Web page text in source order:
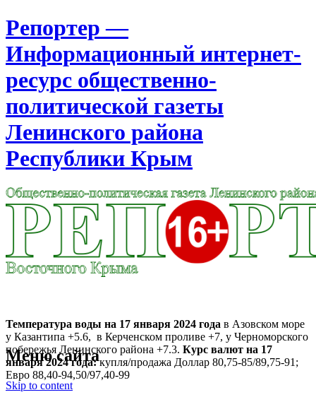
Репортер —
Информационный интернет-
ресурс общественно-
политической газеты
Ленинского района
Республики Крым
Температура воды на 17 января 2024 года в Азовском море
у Казантипа +5.6, в Керченском проливе +7, у Черноморского
побережья Ленинского района +7.3. Курс валют на 17
января 2024 года:купля/продажа Доллар 80,75-85/89,75-91;
Евро 88,40-94,50/97,40-99
Меню сайта
Skip to content